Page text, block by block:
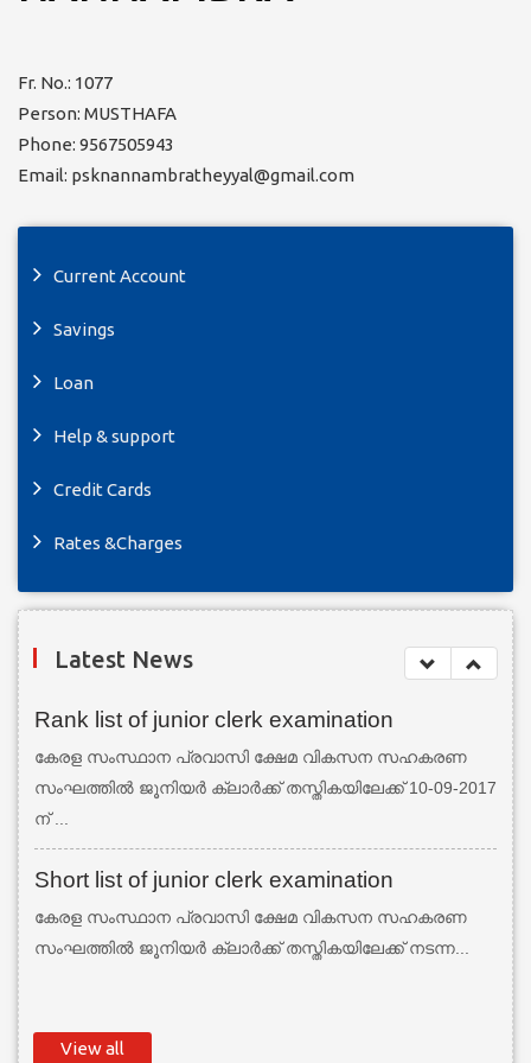
Fr. No.: 1077
Person: MUSTHAFA
Phone: 9567505943
Email: psknannambratheyyal@gmail.com
Current Account
Savings
Loan
Help & support
Credit Cards
Rates &Charges
Latest News
Rank list of junior clerk examination
കേരള സംസ്ഥാന പ്രവാസി ക്ഷേമ വികസന സഹകരണ
സംഘത്തില്‍ ജൂനിയര്‍ ക്ലാര്‍ക്ക് തസ്തികയിലേക്ക് 10-09-2017
ന് ...
Short list of junior clerk examination
കേരള സംസ്ഥാന പ്രവാസി ക്ഷേമ വികസന സഹകരണ
സംഘത്തില്‍ ജൂനിയര്‍ ക്ലാര്‍ക്ക് തസ്തികയിലേക്ക് നടന്ന...
View all